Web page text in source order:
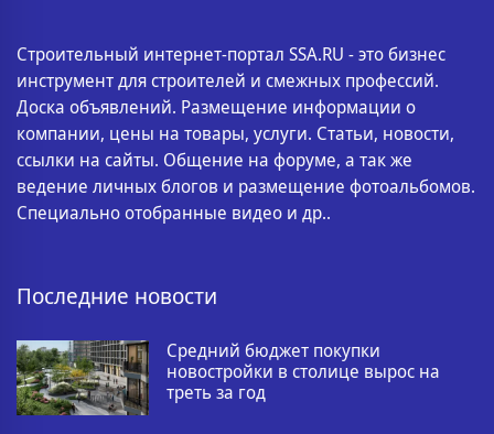
Строительный интернет-портал SSA.RU - это бизнес
инструмент для строителей и смежных профессий.
Доска объявлений. Размещение информации о
компании, цены на товары, услуги. Статьи, новости,
ссылки на сайты. Общение на форуме, а так же
ведение личных блогов и размещение фотоальбомов.
Специально отобранные видео и др..
Последние новости
Средний бюджет покупки
новостройки в столице вырос на
треть за год